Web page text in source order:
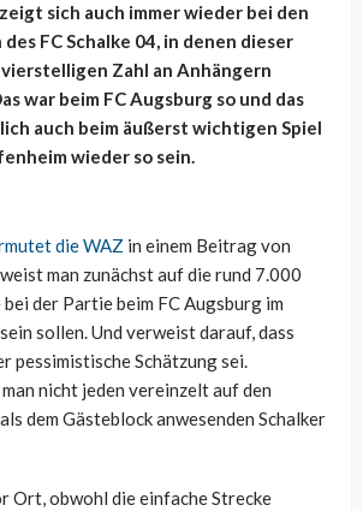
sich auch immer wieder bei den
FC Schalke 04, in denen dieser
Zahl an Anhängern
war beim FC Augsburg so und das
auch beim äußerst wichtigen Spiel
wieder so sein.
die WAZ in einem Beitrag von
man zunächst auf die rund 7.000
bei der Partie beim FC Augsburg im
sollen. Und verweist darauf, dass
pessimistische Schätzung sei.
nicht jeden vereinzelt auf den
dem Gästeblock anwesenden Schalker
Ort, obwohl die einfache Strecke